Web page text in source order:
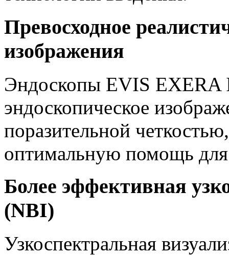
Превосходное
изображения
Эндоскопы EVIS EXERA
эндоскопическое
поразительной
оптимальную помощь
Более эффективная
(NBI)
Узкоспектральная